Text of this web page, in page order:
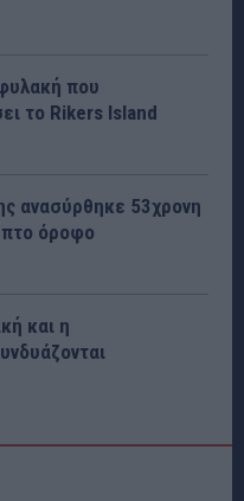
που
το Rikers Island
ανασύρθηκε 53χρονη
όροφο
και η